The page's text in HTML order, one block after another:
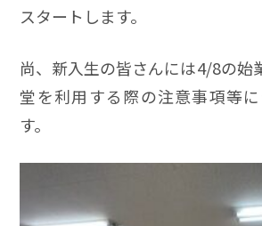
スタートします。
尚、新入生の皆さんには4/8の始
堂を利用する際の注意事項等
す。